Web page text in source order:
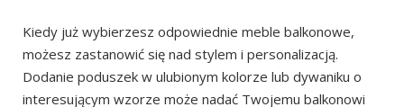
Kiedy już wybierzesz odpowiednie meble balkonowe,
możesz zastanowić się nad stylem i personalizacją.
Dodanie poduszek w ulubionym kolorze lub dywaniku o
interesującym wzorze może nadać Twojemu balkonowi